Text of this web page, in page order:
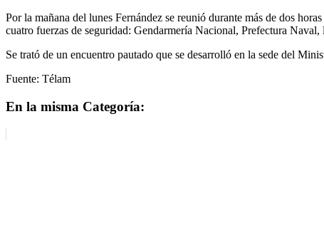
Por la mañana del lunes Fernández se reunió durante más de dos
cuatro fuerzas de seguridad: Gendarmería Nacional, Prefectura
Se trató de un encuentro pautado que se desarrolló en la sede del
Fuente: Télam
En la misma Categoría: